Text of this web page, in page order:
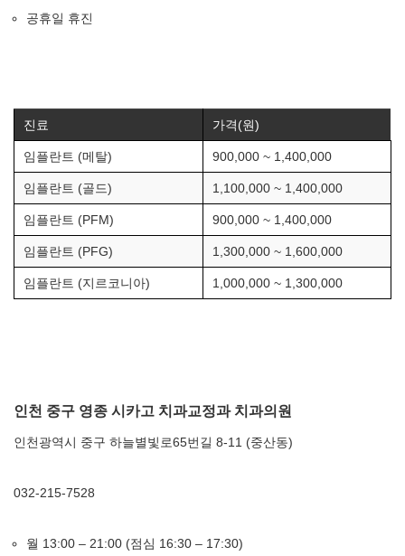
공휴일 휴진
진료 가격(원)
임플란트 (메탈) 900,000 ~ 1,400,000
임플란트 (골드) 1,100,000 ~ 1,400,000
임플란트 (PFM) 900,000 ~ 1,400,000
임플란트 (PFG) 1,300,000 ~ 1,600,000
임플란트 (지르코니아) 1,000,000 ~ 1,300,000
인천 중구 영종 시카고 치과교정과 치과의원
인천광역시 중구 하늘별빛로65번길 8-11 (중산동)
032-215-7528
월 13:00 – 21:00 (점심 16:30 – 17:30)